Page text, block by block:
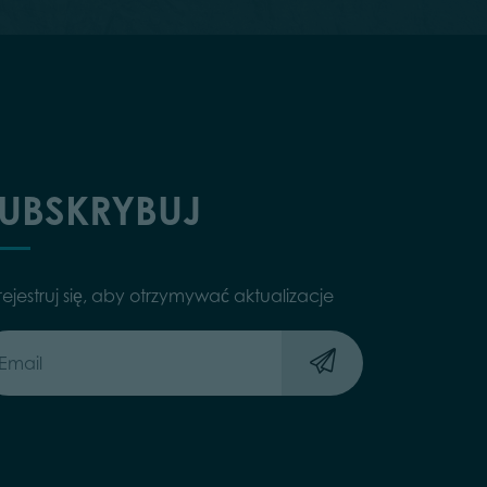
się, aby otrzymywać aktualizacje